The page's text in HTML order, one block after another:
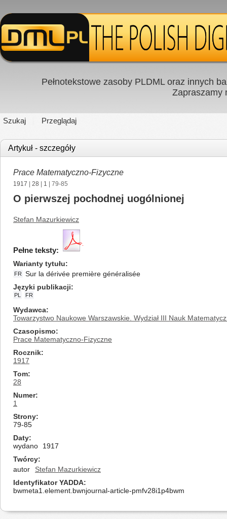
Pełnotekstowe zasoby PLDML oraz innych
Zapraszamy
Szukaj Przeglądaj
Artykuł - szczegóły
Prace Matematyczno-Fizyczne
1917 28 1 | 79-85
O pierwszej pochodnej uogólnionej
Stefan Mazurkiewicz
Pełne teksty:
Warianty tytułu
FR
Sur la dérivée première généralisée
Języki publikacji
PL FR
Wydawca
Towarzystwo Naukowe Warszawskie. Wydział III Nauk
Czasopismo
Prace Matematyczno-Fizyczne
Rocznik
1917
Tom
28
Numer
1
Strony
79-85
Daty
wydano
1917
Twórcy
autor
Stefan Mazurkiewicz
Identyfikator YADDA
bwmeta1.element.bwnjournal-article-pmfv28i1p4bwm